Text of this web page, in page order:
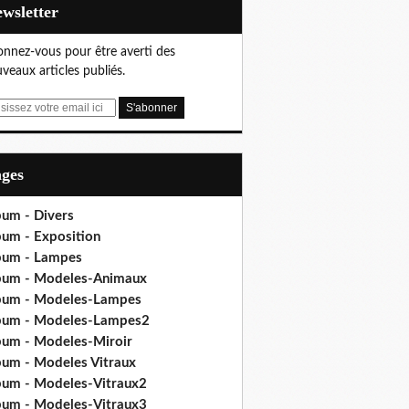
vous pour être averti des
articles publiés.
- Divers
- Exposition
- Lampes
- Modeles-Animaux
- Modeles-Lampes
- Modeles-Lampes2
- Modeles-Miroir
- Modeles Vitraux
- Modeles-Vitraux2
- Modeles-Vitraux3